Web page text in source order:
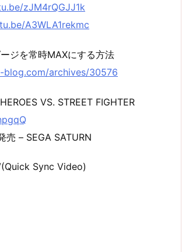
zJM4rQGJJ1k
A3WLA1rekmc
ジを常時MAXにする方法
archives/30576
VS. STREET FIGHTER
売 – SEGA SATURN
Sync Video)